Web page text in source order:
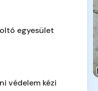
egyesület
védelem kézi